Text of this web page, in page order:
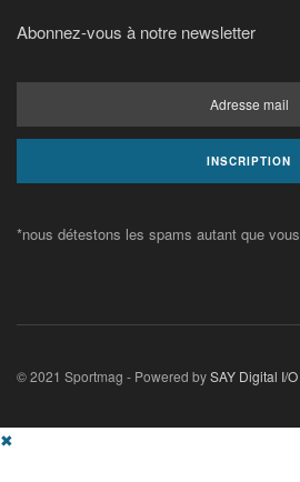
Abonnez-vous à notre newsletter
*nous détestons les spams autant que vous
© 2021 Sportmag - Powered bySAY Digital I/O
✖